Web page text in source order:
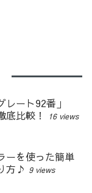
レート92番」
底比較！
16 views
ーを使った簡単
方♪ 9 views